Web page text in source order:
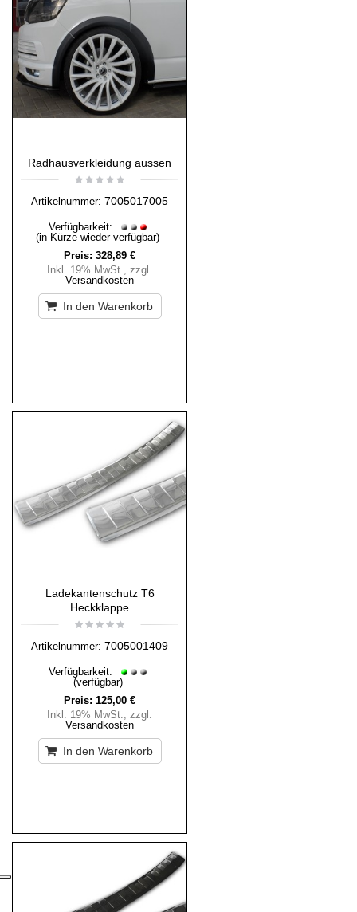
Radhausverkleidung aussen
Artikelnummer: 7005017005
Verfügbarkeit:
(in Kürze wieder verfügbar)
Preis: 328,89 €
Inkl. 19% MwSt., zzgl.
Versandkosten
In den Warenkorb
Ladekantenschutz T6
Heckklappe
Artikelnummer: 7005001409
Verfügbarkeit:
(verfügbar)
Preis: 125,00 €
Inkl. 19% MwSt., zzgl.
Versandkosten
In den Warenkorb